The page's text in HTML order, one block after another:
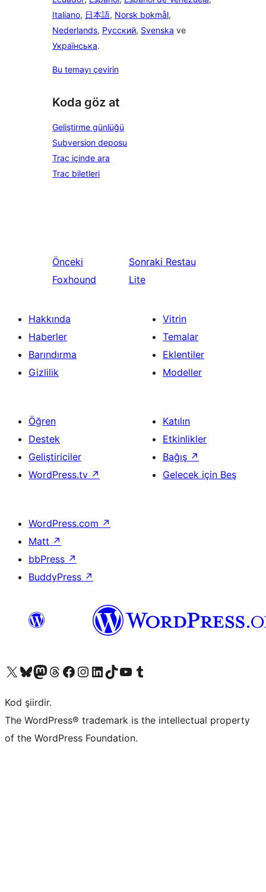
Italiano, 日本語, Norsk bokmål,
Nederlands, Русский, Svenska ve
Українська.
Bu temayı çevirin
Koda göz at
Geliştirme günlüğü
Subversion deposu
Trac içinde ara
Trac biletleri
Önceki
Foxhound
Sonraki Restau
Lite
Hakkında
Haberler
Barındırma
Gizlilik
Vitrin
Temalar
Eklentiler
Modeller
Öğren
Destek
Geliştiriciler
WordPress.tv ↗
Katılın
Etkinlikler
Bağış ↗
Gelecek için Beş
WordPress.com ↗
Matt ↗
bbPress ↗
BuddyPress ↗
X (eski Twitter) hesabımıza bakın
Bluesky hesabımızı ziyaret edinMastodon hesabımızı ziyaret edinThreads hesabımızı ziyaret edinFacebook sayfamızı ziyaret edinInstagram hesabımızı ziyaret edinLinkedIn hesabımızı ziyaret edinTikTok hesabımızı ziyaret edinYouTube kanalımızı ziyaret edinTumblr hesabımızı ziyaret edin
Kod şiirdir.
The WordPress® trademark is the intellectual property
of the WordPress Foundation.